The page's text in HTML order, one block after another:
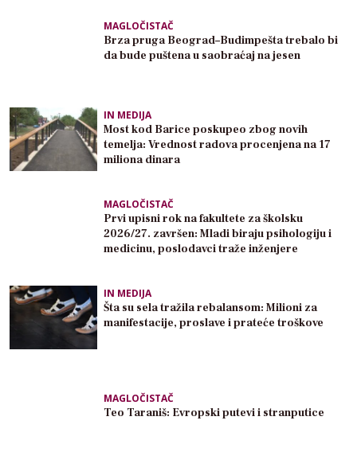
MAGLOČISTAČ
Brza pruga Beograd–Budimpešta trebalo bi
da bude puštena u saobraćaj na jesen
IN MEDIJA
Most kod Barice poskupeo zbog novih
temelja: Vrednost radova procenjena na 17
miliona dinara
MAGLOČISTAČ
Prvi upisni rok na fakultete za školsku
2026/27. završen: Mladi biraju psihologiju i
medicinu, poslodavci traže inženjere
IN MEDIJA
Šta su sela tražila rebalansom: Milioni za
manifestacije, proslave i prateće troškove
MAGLOČISTAČ
Teo Taraniš: Evropski putevi i stranputice